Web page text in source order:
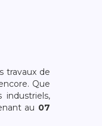
travaux de
Que
au 07